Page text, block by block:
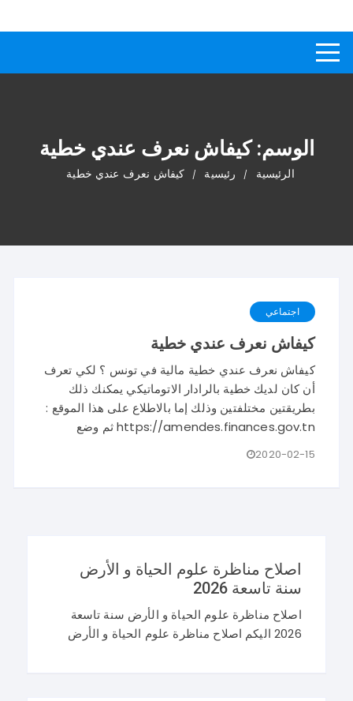
المحتوى
الوسم:كيفاش نعرف عندي خطية
الرئيسية رئيسية كيفاش نعرف عندي خطية
اجتماعي
كيفاش نعرف عندي خطية
كيفاش نعرف عندي خطية مالية في تونس ؟ لكي تعرف
أن كان لديك خطية بالرادار الاتوماتيكي يمكنك ذلك
بطريقتين مختلفتين وذلك إما بالاطلاع على هذا الموقع :
https://amendes.finances.gov.tn ثم وضع
2020-02-15
اصلاح مناظرة علوم الحياة و الأرض
سنة تاسعة 2026
اصلاح مناظرة علوم الحياة و الأرض سنة تاسعة
2026 اليكم اصلاح مناظرة علوم الحياة و الأرض